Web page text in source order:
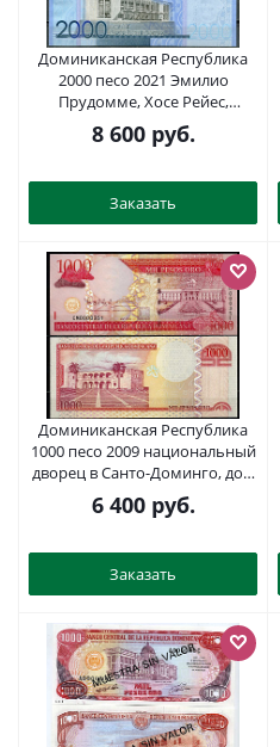
Доминиканская Республика
2000 песо 2021 Эмилио
Прудомме, Хосе Рейес,
национальный театр Pick 194 f
бумага UNC (пресс) 451-1024-3
8 600руб.
Заказать
Доминиканская Республика
1000 песо 2009 национальный
дворец в Санто-Доминго, дом
Диего Колумба Pick 180 b
бумага UNC (пресс) 451-681-1
6 400руб.
Заказать